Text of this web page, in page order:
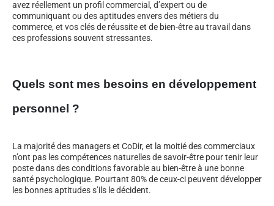
avez réellement un profil commercial, d’expert ou de
communiquant ou des aptitudes envers des métiers du
commerce, et vos clés de réussite et de bien-être au travail dans
ces professions souvent stressantes.
Quels sont mes besoins en développement
personnel ?
La majorité des managers et CoDir, et la moitié des commerciaux
n’ont pas les compétences naturelles de savoir-être pour tenir leur
poste dans des conditions favorable au bien-être à une bonne
santé psychologique. Pourtant 80% de ceux-ci peuvent développer
les bonnes aptitudes s’ils le décident.